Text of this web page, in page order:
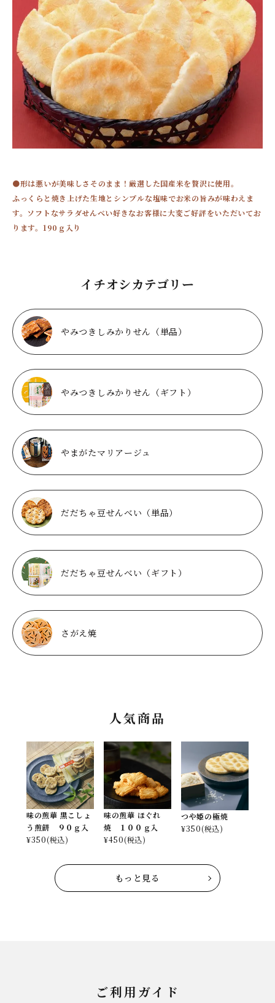
●形は悪いが美味しさそのまま！厳選した国産米を贅沢に使用。
ふっくらと焼き上げた生地とシンプルな塩味でお米の旨みが味わえま
す。ソフトなサラダせんべい好きなお客様に大変ご好評をいただいてお
ります。190ｇ入り
イチオシカテゴリー
やみつきしみかりせん（単品）
やみつきしみかりせん（ギフト）
やまがたマリアージュ
だだちゃ豆せんべい（単品）
だだちゃ豆せんべい（ギフト）
さがえ焼
人気商品
味の煎華 黒こしょ
う煎餅 ９０ｇ入
¥350(税込)
味の煎華 ほぐれ
焼 １００ｇ入
¥450(税込)
つや姫の極焼
¥350(税込)
もっと見る
ご利用ガイド